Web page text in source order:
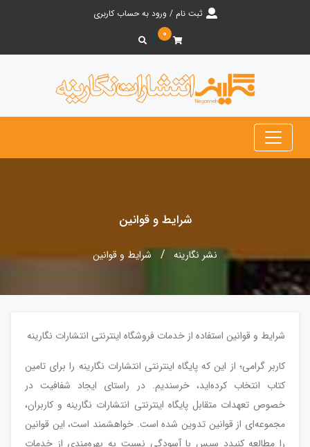
ثبت نام / ورود به حساب کاربری
۰
شرایط و قوانین
نشر نگارینه شرایط و قوانین
شرایط و قوانین استفاده از خدمات فروشگاه اینترنتی انتشارات نگارینه
کاربر گرامی؛ از این که پایگاه اینترنتی انتشارات نگارینه را برای تامین
کتاب انتخاب کرده‌اید، خرسندیم. در راستای ایجاد شفافیت در
خصوص تعهدات متقابل پایگاه اینترنتی انتشارات نگارینه و کاربران،
مجموعه‌ای از قوانین تدوین شده است. خواهشمند است، این قوانین
را مطالعه کنیدد سپس با آسودگی نسبت به بهره‌مندی از خدمات